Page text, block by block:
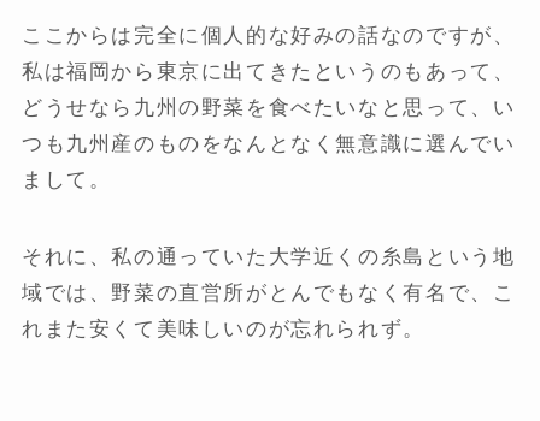
ここからは完全に個人的な好みの話なのですが、
私は福岡から東京に出てきたというのもあって、
どうせなら九州の野菜を食べたいなと思って、い
つも九州産のものをなんとなく無意識に選んでい
まして。
それに、私の通っていた大学近くの糸島という地
域では、野菜の直営所がとんでもなく有名で、こ
れまた安くて美味しいのが忘れられず。